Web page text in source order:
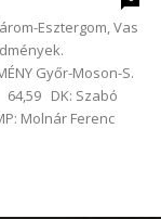
Esztergom, Vas
Győr-Moson-S.
DK: Szabó
Molnár Ferenc